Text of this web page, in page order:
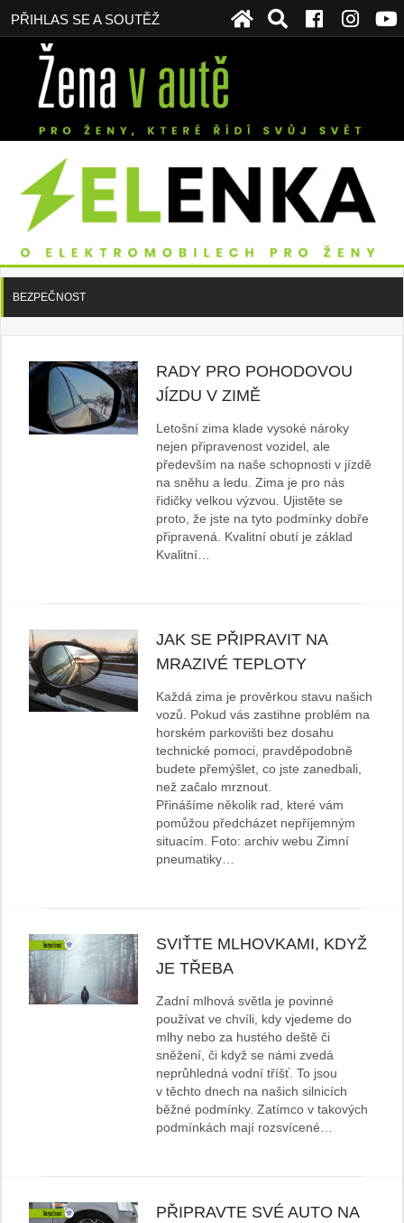
PŘIHLAS SE A SOUTĚŽ
BEZPEČNOST
RADY PRO POHODOVOU
JÍZDU V ZIMĚ
Letošní zima klade vysoké nároky
nejen připravenost vozidel, ale
především na naše schopnosti v jízdě
na sněhu a ledu. Zima je pro nás
řidičky velkou výzvou. Ujistěte se
proto, že jste na tyto podmínky dobře
připravená. Kvalitní obutí je základ
Kvalitní…
JAK SE PŘIPRAVIT NA
MRAZIVÉ TEPLOTY
Každá zima je prověrkou stavu našich
vozů. Pokud vás zastihne problém na
horském parkovišti bez dosahu
technické pomoci, pravděpodobně
budete přemýšlet, co jste zanedbali,
než začalo mrznout.
Přinášíme několik rad, které vám
pomůžou předcházet nepříjemným
situacím. Foto: archiv webu Zimní
pneumatiky…
SVIŤTE MLHOVKAMI, KDYŽ
JE TŘEBA
Zadní mlhová světla je povinné
používat ve chvíli, kdy vjedeme do
mlhy nebo za hustého deště či
sněžení, či když se námi zvedá
neprůhledná vodní tříšť. To jsou
v těchto dnech na našich silnicích
běžné podmínky. Zatímco v takových
podmínkách mají rozsvícené…
PŘIPRAVTE SVÉ AUTO NA